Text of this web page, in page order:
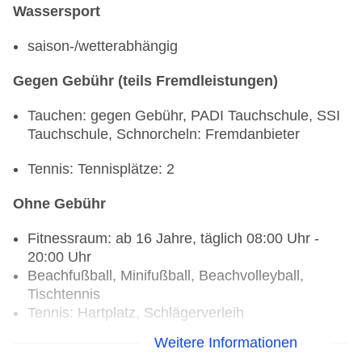
Wassersport
saison-/wetterabhängig
Gegen Gebühr (teils Fremdleistungen)
Tauchen: gegen Gebühr, PADI Tauchschule, SSI
Tauchschule, Schnorcheln: Fremdanbieter
Tennis: Tennisplätze: 2
Ohne Gebühr
Fitnessraum: ab 16 Jahre, täglich 08:00 Uhr -
20:00 Uhr
Beachfußball, Minifußball, Beachvolleyball,
Tischtennis
Tennis: Hartplatz, Schlägerverleih
Gegen Gebühr (teils Fremdleistungen)
Weitere Informationen